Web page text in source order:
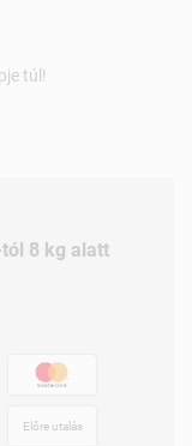
túl!
8 kg alatt
Előre utalás